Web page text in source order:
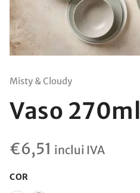
Misty & Cloudy
Vaso 270ml
€6,51 inclui IVA
COR